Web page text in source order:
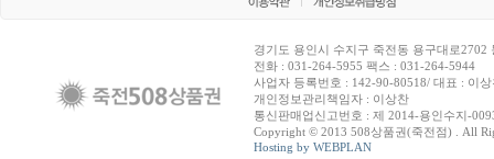
경기도 용인시 수지구 죽전동 용구대로2702
전화 : 031-264-5955 팩스 : 031-264-5944
사업자 등록번호 : 142-90-80518/ 대표 : 이상
개인정보관리책임자 : 이상찬
통신판매업신고번호 : 제 2014-용인수지-
Copyright © 2013 508상품권(죽전점) . All
Hosting by WEBPLAN